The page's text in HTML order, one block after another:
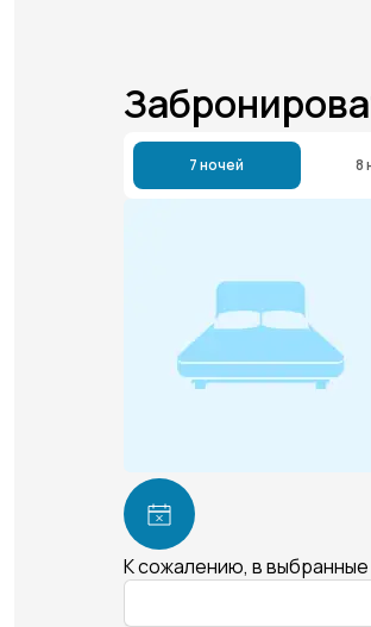
7 ночей 8
К сожалению, в